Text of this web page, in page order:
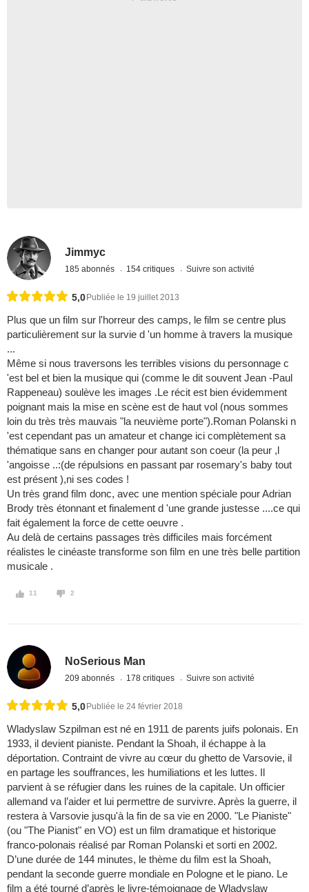
Jimmyc
185 abonnés 154 critiques Suivre son activité
5,0 Publiée le 19 juillet 2013
Plus que un film sur l'horreur des camps, le film se centre plus
particulièrement sur la survie d 'un homme à travers la musique
...
Même si nous traversons les terribles visions du personnage c
'est bel et bien la musique qui (comme le dit souvent Jean -Paul
Rappeneau) soulève les images .Le récit est bien évidemment
poignant mais la mise en scène est de haut vol (nous sommes
loin du très très mauvais "la neuvième porte").Roman Polanski n
'est cependant pas un amateur et change ici complètement sa
thématique sans en changer pour autant son coeur (la peur ,l
'angoisse ..:(de répulsions en passant par rosemary's baby tout
est présent ),ni ses codes !
Un très grand film donc, avec une mention spéciale pour Adrian
Brody très étonnant et finalement d 'une grande justesse ....ce qui
fait également la force de cette oeuvre .
Au delà de certains passages très difficiles mais forcément
réalistes le cinéaste transforme son film en une très belle partition
musicale .
11 2
NoSerious Man
209 abonnés 178 critiques Suivre son activité
5,0 Publiée le 24 février 2018
Wladyslaw Szpilman est né en 1911 de parents juifs polonais. En
1933, il devient pianiste. Pendant la Shoah, il échappe à la
déportation. Contraint de vivre au cœur du ghetto de Varsovie, il
en partage les souffrances, les humiliations et les luttes. Il
parvient à se réfugier dans les ruines de la capitale. Un officier
allemand va l’aider et lui permettre de survivre. Après la guerre, il
restera à Varsovie jusqu'à la fin de sa vie en 2000. "Le Pianiste"
(ou "The Pianist" en VO) est un film dramatique et historique
franco-polonais réalisé par Roman Polanski et sorti en 2002.
D’une durée de 144 minutes, le thème du film est la Shoah,
pendant la seconde guerre mondiale en Pologne et le piano. Le
film a été tourné d’après le livre-témoignage de Wladyslaw